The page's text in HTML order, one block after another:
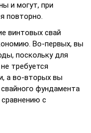
и могут, при
повторно.
винтовых свай
Во-первых, вы
поскольку для
требуется
а во-вторых вы
фундамента
с